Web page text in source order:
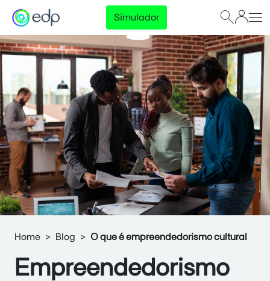
Simulador
Home Blog O que é empreendedorismo cultural
Empreendedorismo